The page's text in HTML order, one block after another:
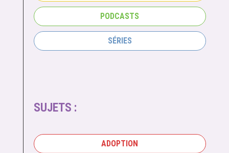
PODCASTS
SÉRIES
SUJETS :
ADOPTION